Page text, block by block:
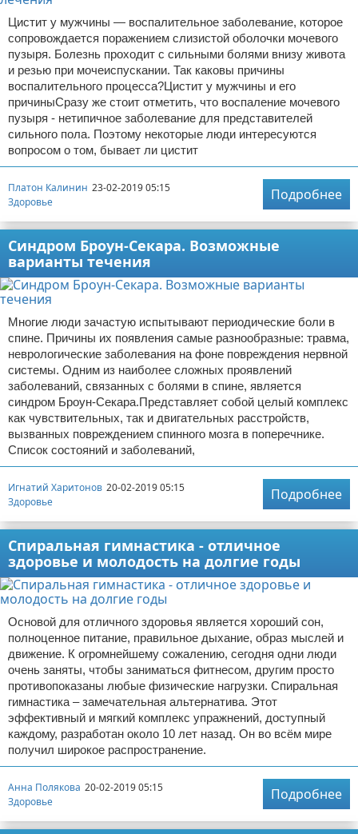
Цистит у мужчины — воспалительное заболевание, которое
сопровождается поражением слизистой оболочки мочевого
пузыря. Болезнь проходит с сильными болями внизу живота
и резью при мочеиспускании. Так каковы причины
воспалительного процесса?Цистит у мужчины и его
причиныСразу же стоит отметить, что воспаление мочевого
пузыря - нетипичное заболевание для представителей
сильного пола. Поэтому некоторые люди интересуются
вопросом о том, бывает ли цистит
Платон Калинин 23-02-2019 05:15
Здоровье
Подробнее
Синдром Броун-Секара. Возможные
варианты течения
Многие люди зачастую испытывают периодические боли в
спине. Причины их появления самые разнообразные: травма,
неврологические заболевания на фоне повреждения нервной
системы. Одним из наиболее сложных проявлений
заболеваний, связанных с болями в спине, является
синдром Броун-Секара.Представляет собой целый комплекс
как чувствительных, так и двигательных расстройств,
вызванных повреждением спинного мозга в поперечнике.
Список состояний и заболеваний,
Игнатий Харитонов 20-02-2019 05:15
Здоровье
Подробнее
Спиральная гимнастика - отличное
здоровье и молодость на долгие годы
Основой для отличного здоровья является хороший сон,
полноценное питание, правильное дыхание, образ мыслей и
движение. К огромнейшему сожалению, сегодня одни люди
очень заняты, чтобы заниматься фитнесом, другим просто
противопоказаны любые физические нагрузки. Спиральная
гимнастика – замечательная альтернатива. Этот
эффективный и мягкий комплекс упражнений, доступный
каждому, разработан около 10 лет назад. Он во всём мире
получил широкое распространение.
Анна Полякова 20-02-2019 05:15
Здоровье
Подробнее